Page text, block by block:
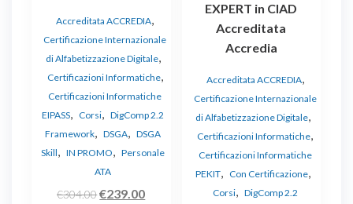
Accreditata ACCREDIA,
Certificazione Internazionale
di Alfabetizzazione Digitale,
Certificazioni Informatiche,
Certificazioni Informatiche
EIPASS, Corsi, DigComp 2.2
Framework, DSGA, DSGA
Skill, IN PROMO, Personale
ATA
€304.00Il
€239.00Il
EXPERT in CIAD
Accreditata
Accredia
Accreditata ACCREDIA,
Certificazione Internazionale
di Alfabetizzazione Digitale,
Certificazioni Informatiche,
Certificazioni Informatiche
PEKIT, Con Certificazione,
Corsi, DigComp 2.2